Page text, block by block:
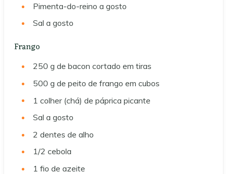
Pimenta-do-reino a gosto
Sal a gosto
Frango
250 g de bacon cortado em tiras
500 g de peito de frango em cubos
1 colher (chá) de páprica picante
Sal a gosto
2 dentes de alho
1/2 cebola
1 fio de azeite